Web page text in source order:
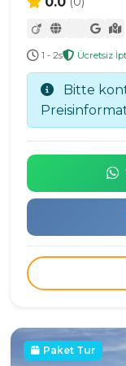
1 - 2s Ücretsiz
Bitte
Paket Tur